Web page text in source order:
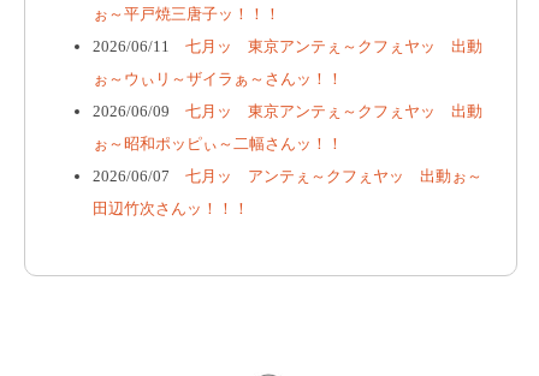
ぉ～平戸焼三唐子ッ！！！
2026/06/11 七月ッ 東京アンテぇ～クフぇヤッ 出動
ぉ～ウぃリ～ザイラぁ～さんッ！！
2026/06/09 七月ッ 東京アンテぇ～クフぇヤッ 出動
ぉ～昭和ポッピぃ～二幅さんッ！！
2026/06/07 七月ッ アンテぇ～クフぇヤッ 出動ぉ～
田辺竹次さんッ！！！